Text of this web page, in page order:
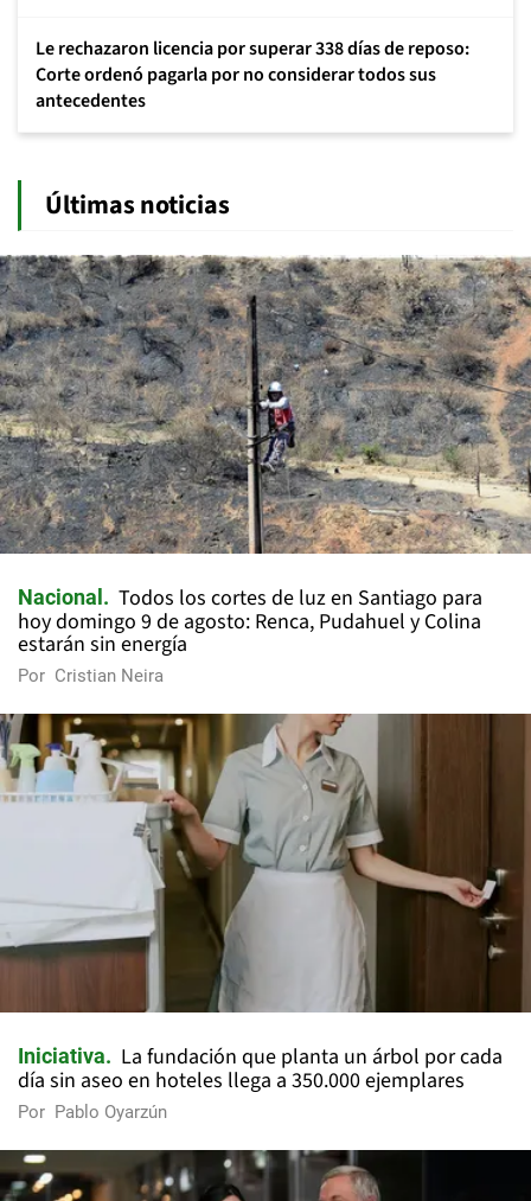
Le rechazaron licencia por superar 338 días de reposo:
Corte ordenó pagarla por no considerar todos sus
antecedentes
Últimas noticias
Nacional
Todos los cortes de luz en Santiago para
hoy domingo 9 de agosto: Renca, Pudahuel y Colina
estarán sin energía
Por Cristian Neira
Iniciativa
La fundación que planta un árbol por cada
día sin aseo en hoteles llega a 350.000 ejemplares
Por Pablo Oyarzún